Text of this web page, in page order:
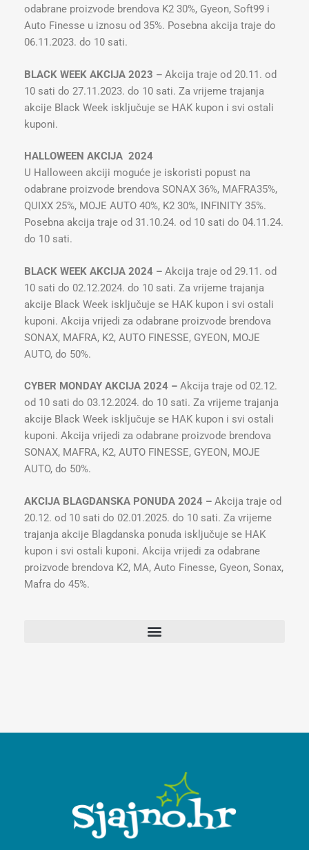
odabrane proizvode brendova K2 30%, Gyeon, Soft99 i
Auto Finesse u iznosu od 35%. Posebna akcija traje do
06.11.2023. do 10 sati.
BLACK WEEK AKCIJA 2023 – Akcija traje od 20.11. od
10 sati do 27.11.2023. do 10 sati. Za vrijeme trajanja
akcije Black Week isključuje se HAK kupon i svi ostali
kuponi.
HALLOWEEN AKCIJA 2024
U Halloween akciji moguće je iskoristi popust na
odabrane proizvode brendova SONAX 36%, MAFRA35%,
QUIXX 25%, MOJE AUTO 40%, K2 30%, INFINITY 35%.
Posebna akcija traje od 31.10.24. od 10 sati do 04.11.24.
do 10 sati.
BLACK WEEK AKCIJA 2024 – Akcija traje od 29.11. od
10 sati do 02.12.2024. do 10 sati. Za vrijeme trajanja
akcije Black Week isključuje se HAK kupon i svi ostali
kuponi. Akcija vrijedi za odabrane proizvode brendova
SONAX, MAFRA, K2, AUTO FINESSE, GYEON, MOJE
AUTO, do 50%.
CYBER MONDAY AKCIJA 2024 – Akcija traje od 02.12.
od 10 sati do 03.12.2024. do 10 sati. Za vrijeme trajanja
akcije Black Week isključuje se HAK kupon i svi ostali
kuponi. Akcija vrijedi za odabrane proizvode brendova
SONAX, MAFRA, K2, AUTO FINESSE, GYEON, MOJE
AUTO, do 50%.
AKCIJA BLAGDANSKA PONUDA 2024 – Akcija traje od
20.12. od 10 sati do 02.01.2025. do 10 sati. Za vrijeme
trajanja akcije Blagdanska ponuda isključuje se HAK
kupon i svi ostali kuponi. Akcija vrijedi za odabrane
proizvode brendova K2, MA, Auto Finesse, Gyeon, Sonax,
Mafra do 45%.